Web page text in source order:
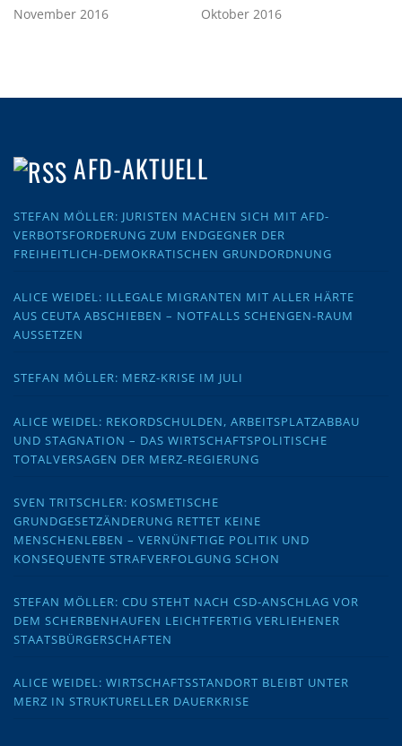
November 2016
Oktober 2016
AFD-AKTUELL
STEFAN MÖLLER: JURISTEN MACHEN SICH MIT AFD-
VERBOTSFORDERUNG ZUM ENDGEGNER DER
FREIHEITLICH-DEMOKRATISCHEN GRUNDORDNUNG
ALICE WEIDEL: ILLEGALE MIGRANTEN MIT ALLER HÄRTE
AUS CEUTA ABSCHIEBEN – NOTFALLS SCHENGEN-RAUM
AUSSETZEN
STEFAN MÖLLER: MERZ-KRISE IM JULI
ALICE WEIDEL: REKORDSCHULDEN, ARBEITSPLATZABBAU
UND STAGNATION – DAS WIRTSCHAFTSPOLITISCHE
TOTALVERSAGEN DER MERZ-REGIERUNG
SVEN TRITSCHLER: KOSMETISCHE
GRUNDGESETZÄNDERUNG RETTET KEINE
MENSCHENLEBEN – VERNÜNFTIGE POLITIK UND
KONSEQUENTE STRAFVERFOLGUNG SCHON
STEFAN MÖLLER: CDU STEHT NACH CSD-ANSCHLAG VOR
DEM SCHERBENHAUFEN LEICHTFERTIG VERLIEHENER
STAATSBÜRGERSCHAFTEN
ALICE WEIDEL: WIRTSCHAFTSSTANDORT BLEIBT UNTER
MERZ IN STRUKTURELLER DAUERKRISE